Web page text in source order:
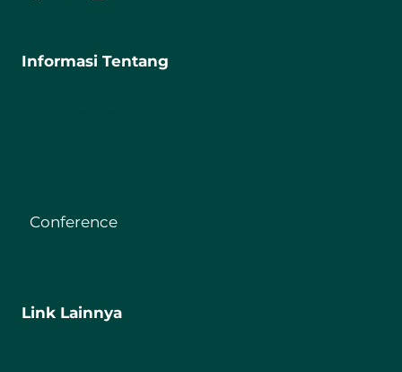
Informasi Tentang
Conference
Link Lainnya